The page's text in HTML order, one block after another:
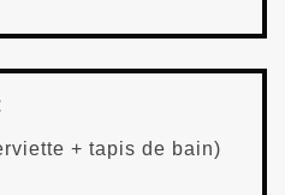
+ tapis de bain)